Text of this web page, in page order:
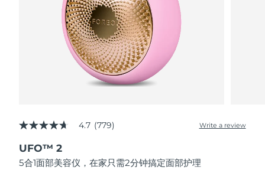
4.7
of
5
stars,
4.7 (779) Write a review
UFO™ 2
5合1面部美容仪，在家只需2分钟搞定面部护理
预计送达日期
预计送达日期
沙特阿拉伯 预计送达日期8/10/26
新加坡 预计送达日期